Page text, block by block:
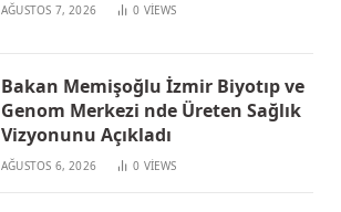
AĞUSTOS 7, 2026 0 VIEWS
Bakan Memişoğlu İzmir Biyotıp ve
Genom Merkezi nde Üreten Sağlık
Vizyonunu Açıkladı
AĞUSTOS 6, 2026 0 VIEWS